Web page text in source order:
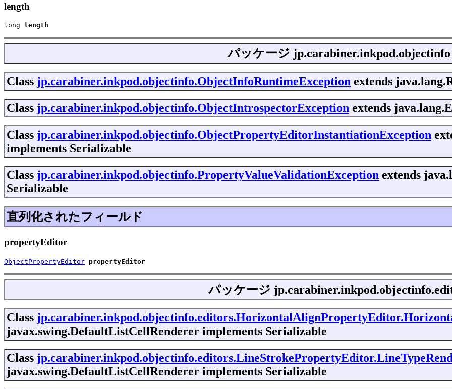
length
long length
パッケージ jp.carabiner.inkpod.objectinfo
Class jp.carabiner.inkpod.objectinfo.ObjectInfoRuntimeException extends
Class jp.carabiner.inkpod.objectinfo.ObjectIntrospectorException extends
Class jp.carabiner.inkpod.objectinfo.ObjectPropertyEditorInstantiationException
implements Serializable
Class jp.carabiner.inkpod.objectinfo.PropertyValueValidationException extends
Serializable
直列化されたフィールド
propertyEditor
ObjectPropertyEditor propertyEditor
パッケージ
Class
javax.swing.DefaultListCellRenderer implements Serializable
Class
javax.swing.DefaultListCellRenderer implements Serializable